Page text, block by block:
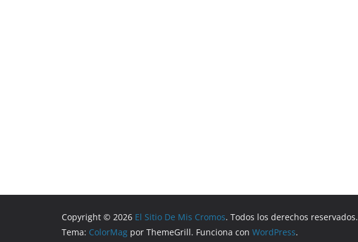
Copyright © 2026 El Sitio De Mis Cromos. Todos los derechos reservados.
Tema: ColorMag por ThemeGrill. Funciona con WordPress.